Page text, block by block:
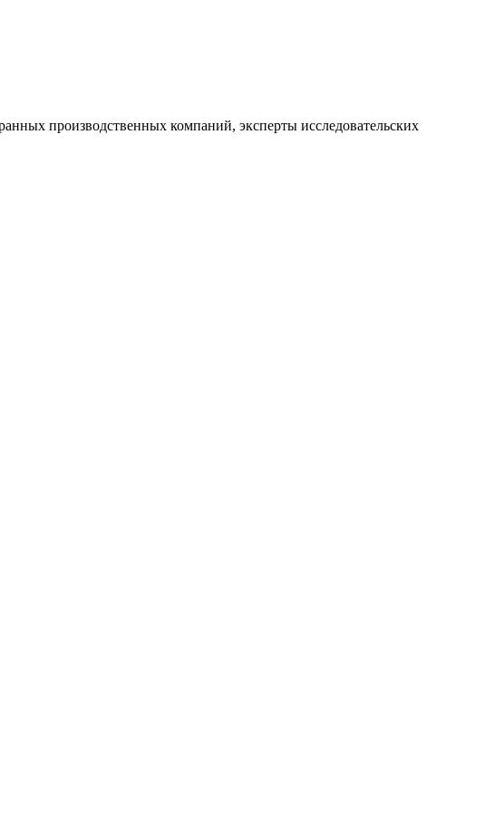
производственных компаний, эксперты исследовательских